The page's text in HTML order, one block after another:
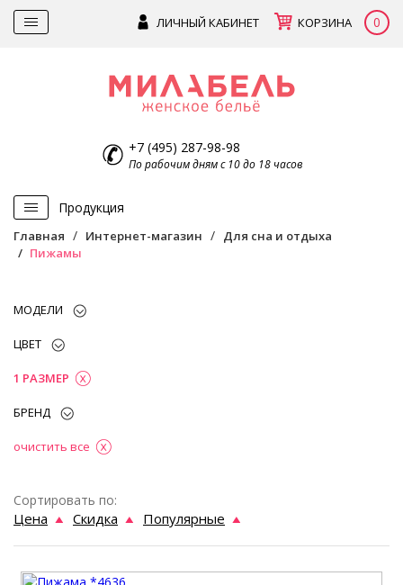
ЛИЧНЫЙ КАБИНЕТ КОРЗИНА 0
+7 (495) 287-98-98
По рабочим дням с 10 до 18 часов
Продукция
Главная Интернет-магазин
Для сна и отдыха
Пижамы
МОДЕЛИ
ЦВЕТ
1 РАЗМЕР
БРЕНД
очистить все
Сортировать по:
Цена Скидка Популярные